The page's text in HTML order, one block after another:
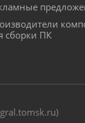
сборки ПК